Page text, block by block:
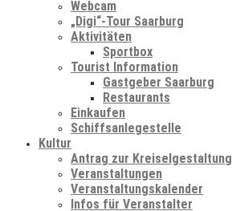
Webcam
„Digi“-Tour Saarburg
Aktivitäten
Sportbox
Tourist Information
Gastgeber Saarburg
Restaurants
Einkaufen
Schiffsanlegestelle
Kultur
Antrag zur Kreiselgestaltung
Veranstaltungen
Veranstaltungskalender
Infos für Veranstalter